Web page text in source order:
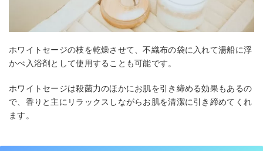
ホワイトセージの枝を乾燥させて、不織布の袋に入れて湯船に浮
かべ入浴剤として使用することも可能です。
ホワイトセージは殺菌力のほかにお肌を引き締める効果もあるの
で、香りと主にリラックスしながらお肌を清潔に引き締めてくれ
ます。